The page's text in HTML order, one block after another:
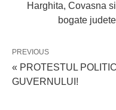
Harghita, Covasna
bogate
PREVIOUS
« PROTESTUL
GUVERNULUI!